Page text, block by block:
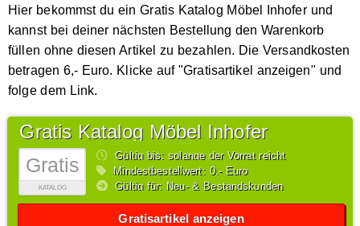
Hier bekommst du ein Gratis Katalog Möbel Inhofer und
kannst bei deiner nächsten Bestellung den Warenkorb
füllen ohne diesen Artikel zu bezahlen. Die Versandkosten
betragen 6,- Euro. Klicke auf "Gratisartikel anzeigen" und
folge dem Link.
Gratis
KATALOG
Gratis Katalog Möbel Inhofer
Gültig bis: solange der Vorrat reicht
Mindestbestellwert: 0,- Euro
Gültig für: Neu- & Bestandskunden
Gratisartikel anzeigen